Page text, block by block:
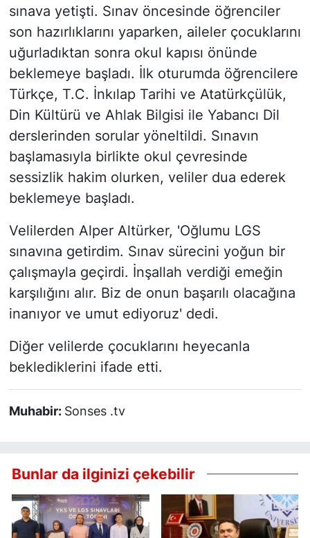
sınava yetişti. Sınav öncesinde öğrenciler
son hazırlıklarını yaparken, aileler çocuklarını
uğurladıktan sonra okul kapısı önünde
beklemeye başladı. İlk oturumda öğrencilere
Türkçe, T.C. İnkılap Tarihi ve Atatürkçülük,
Din Kültürü ve Ahlak Bilgisi ile Yabancı Dil
derslerinden sorular yöneltildi. Sınavın
başlamasıyla birlikte okul çevresinde
sessizlik hakim olurken, veliler dua ederek
beklemeye başladı.
Velilerden Alper Altürker, 'Oğlumu LGS
sınavına getirdim. Sınav sürecini yoğun bir
çalışmayla geçirdi. İnşallah verdiği emeğin
karşılığını alır. Biz de onun başarılı olacağına
inanıyor ve umut ediyoruz' dedi.
Diğer velilerde çocuklarını heyecanla
beklediklerini ifade etti.
Muhabir: Sonses .tv
Bunlar da ilginizi çekebilir